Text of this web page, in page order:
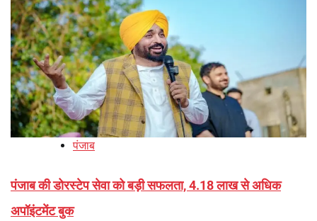
पंजाब
पंजाब की डोरस्टेप सेवा को बड़ी सफलता, 4.18 लाख से अधिक
अपॉइंटमेंट बुक